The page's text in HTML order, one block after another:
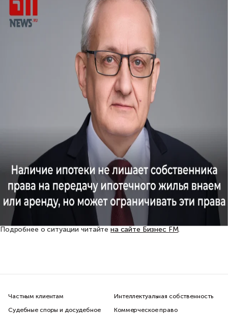
Подробнее о ситуации читайте на сайте Бизнес FM.
Частным клиентам
Судебные споры и досудебное
Интеллектуальная собственность
Коммерческое право